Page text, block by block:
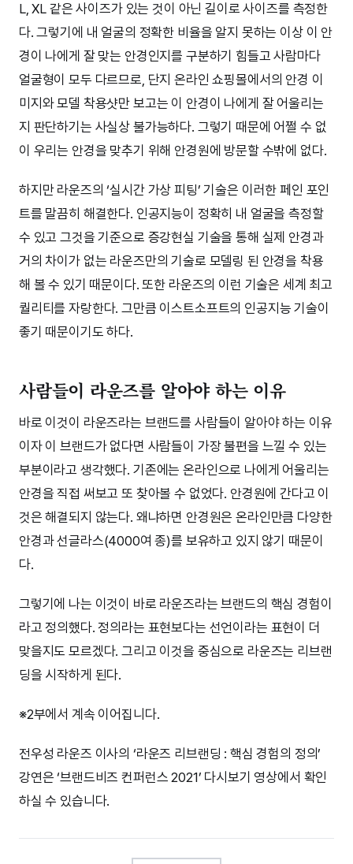
L, XL 같은 사이즈가 있는 것이 아닌 길이로 사이즈를 측정한
다. 그렇기에 내 얼굴의 정확한 비율을 알지 못하는 이상 이 안
경이 나에게 잘 맞는 안경인지를 구분하기 힘들고 사람마다
얼굴형이 모두 다르므로, 단지 온라인 쇼핑몰에서의 안경 이
미지와 모델 착용샷만 보고는 이 안경이 나에게 잘 어울리는
지 판단하기는 사실상 불가능하다. 그렇기 때문에 어쩔 수 없
이 우리는 안경을 맞추기 위해 안경원에 방문할 수밖에 없다.
하지만 라운즈의 ‘실시간 가상 피팅’ 기술은 이러한 페인 포인
트를 말끔히 해결한다. 인공지능이 정확히 내 얼굴을 측정할
수 있고 그것을 기준으로 증강현실 기술을 통해 실제 안경과
거의 차이가 없는 라운즈만의 기술로 모델링 된 안경을 착용
해 볼 수 있기 때문이다. 또한 라운즈의 이런 기술은 세계 최고
퀄리티를 자랑한다. 그만큼 이스트소프트의 인공지능 기술이
좋기 때문이기도 하다.
사람들이 라운즈를 알아야 하는 이유
바로 이것이 라운즈라는 브랜드를 사람들이 알아야 하는 이유
이자 이 브랜드가 없다면 사람들이 가장 불편을 느낄 수 있는
부분이라고 생각했다. 기존에는 온라인으로 나에게 어울리는
안경을 직접 써보고 또 찾아볼 수 없었다. 안경원에 간다고 이
것은 해결되지 않는다. 왜냐하면 안경원은 온라인만큼 다양한
안경과 선글라스(4000여 종)를 보유하고 있지 않기 때문이
다.
그렇기에 나는 이것이 바로 라운즈라는 브랜드의 핵심 경험이
라고 정의했다. 정의라는 표현보다는 선언이라는 표현이 더
맞을지도 모르겠다. 그리고 이것을 중심으로 라운즈는 리브랜
딩을 시작하게 된다.
※2부에서 계속 이어집니다.
전우성 라운즈 이사의 ‘라운즈 리브랜딩 : 핵심 경험의 정의’
강연은 ‘브랜드비즈 컨퍼런스 2021’ 다시보기 영상에서 확인
하실 수 있습니다.